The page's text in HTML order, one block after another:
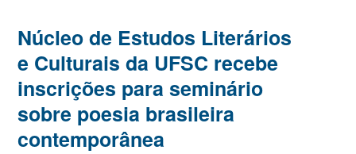
Núcleo de Estudos Literários
e Culturais da UFSC recebe
inscrições para seminário
sobre poesia brasileira
contemporânea